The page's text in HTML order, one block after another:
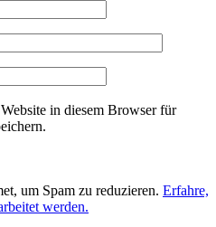
in diesem Browser für
um Spam zu reduzieren. Erfahre,
werden.